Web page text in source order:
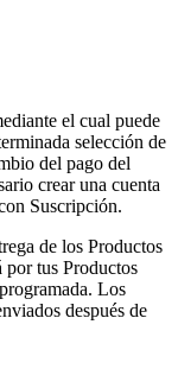
el cual puede
selección de
del pago del
crear una cuenta
Suscripción.
de los Productos
por tus Productos
Los
después de